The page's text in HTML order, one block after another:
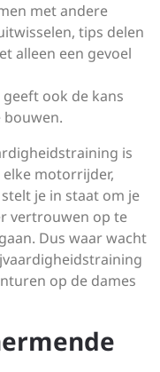
met andere
tips delen
alleen een gevoel
ook de kans
bouwen.
is
motorrijder,
je in staat om je
vertrouwen op te
Dus waar wacht
op de dames